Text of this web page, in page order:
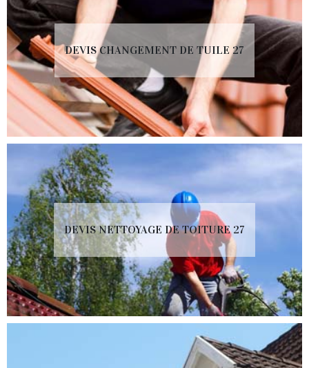
DEVIS CHANGEMENT DE TUILE 27
DEVIS NETTOYAGE DE TOITURE 27